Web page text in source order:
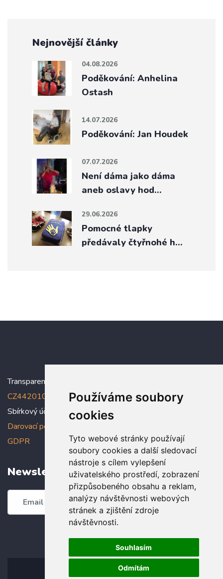
Používáme soubory
cookies
Tyto webové stránky používají
soubory cookies a další sledovací
nástroje s cílem vylepšení
uživatelského prostředí, zobrazení
přizpůsobeného obsahu a reklam,
analýzy návštěvnosti webových
stránek a zjištění zdroje
návštěvnosti.
Souhlasím
Odmítám
Nejnovější články
04.08.2026
Poděkování: Anhelina
Ostash
14.07.2026
Poděkování: Jan Houdek
07.07.2026
Není dáma jako dáma
aneb oslavy hod…
29.06.2026
Pomocné tlapky
předávaly čtyřnohé h…
Transparentní účet:
CZ4420100000005005005006
Sbírkový účet: 5005005022/2010
Darovací podmínky
GDPR
Newsletter
Odebírat